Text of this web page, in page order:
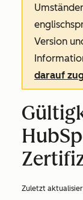
Version
darauf
Zuletzt